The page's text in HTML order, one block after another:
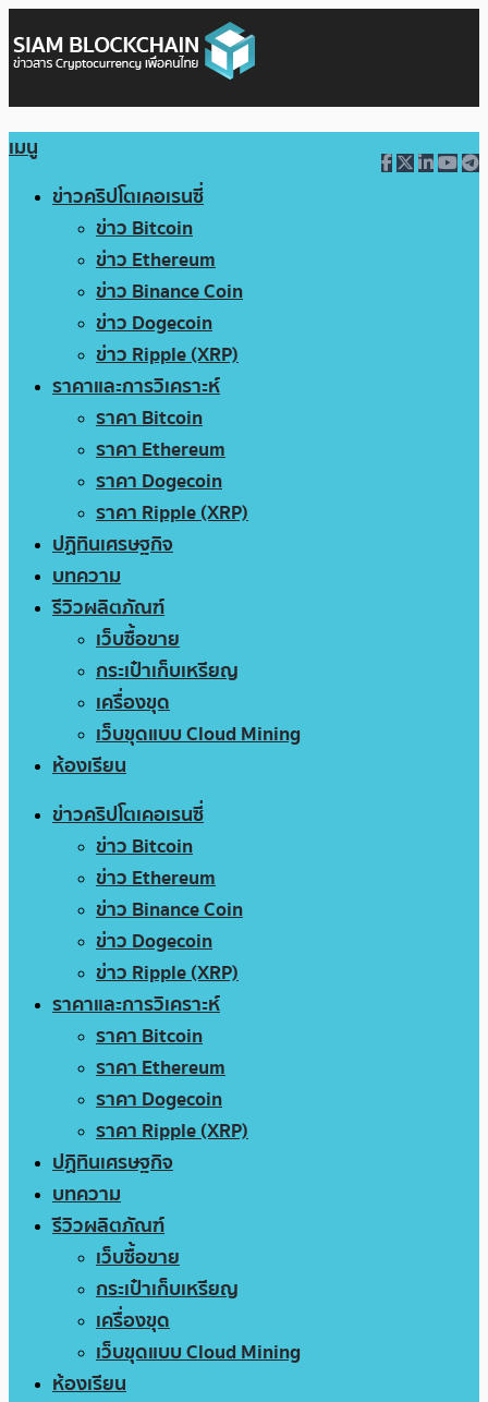
เมนู
ข่าวคริปโตเคอเรนซี่
ข่าว Bitcoin
ข่าว Ethereum
ข่าว Binance Coin
ข่าว Dogecoin
ข่าว Ripple (XRP)
ราคาและการวิเคราะห์
ราคา Bitcoin
ราคา Ethereum
ราคา Dogecoin
ราคา Ripple (XRP)
ปฏิทินเศรษฐกิจ
บทความ
รีวิวผลิตภัณฑ์
เว็บซื้อขาย
กระเป๋าเก็บเหรียญ
เครื่องขุด
เว็บขุดแบบ Cloud Mining
ห้องเรียน
ข่าวคริปโตเคอเรนซี่
ข่าว Bitcoin
ข่าว Ethereum
ข่าว Binance Coin
ข่าว Dogecoin
ข่าว Ripple (XRP)
ราคาและการวิเคราะห์
ราคา Bitcoin
ราคา Ethereum
ราคา Dogecoin
ราคา Ripple (XRP)
ปฏิทินเศรษฐกิจ
บทความ
รีวิวผลิตภัณฑ์
เว็บซื้อขาย
กระเป๋าเก็บเหรียญ
เครื่องขุด
เว็บขุดแบบ Cloud Mining
ห้องเรียน